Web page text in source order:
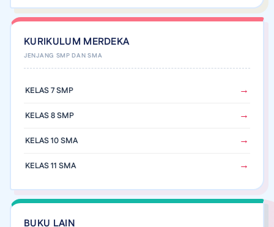
KURIKULUM MERDEKA
KELAS 7 SMP
KELAS 8 SMP
KELAS 10 SMA
KELAS 11 SMA
BUKU LAIN